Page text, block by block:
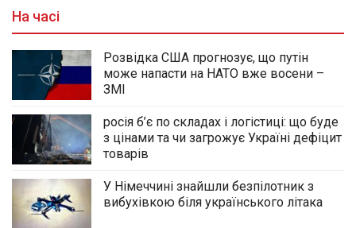
На часі
Розвідка США прогнозує, що путін
може напасти на НАТО вже восени –
ЗМІ
росія б’є по складах і логістиці: що буде
з цінами та чи загрожує Україні дефіцит
товарів
У Німеччині знайшли безпілотник з
вибухівкою біля українського літака